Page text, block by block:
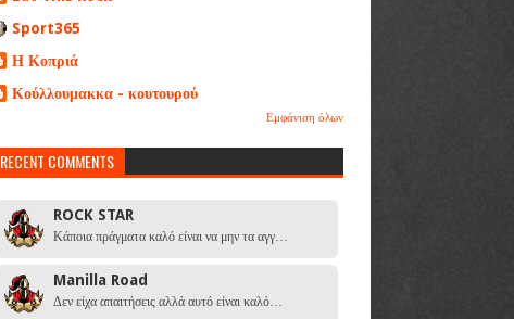
Sport365
Η Κοπριά
Κούλλουμακκα - κουτουρού
Εμφάνιση όλων
RECENT COMMENTS
ROCK STAR
Κάποια πράγματα καλό είναι να μην τα αγγ…
Manilla Road
Δεν είχα απαιτήσεις αλλά αυτό είναι καλό…